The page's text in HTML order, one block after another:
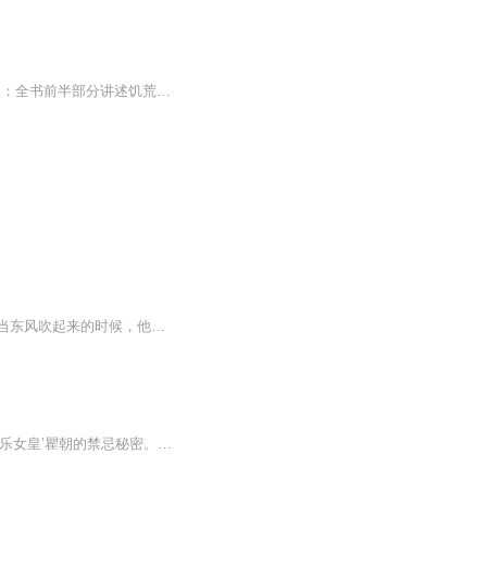
书籍信息：非洲马拉维作家威廉·坎宽巴所著的励志书籍适合谁听：10岁以上的儿童内容重点：全书前半部分讲述饥荒年代的艰苦，后半部分讲述了作者为给村庄通电成功造出风车并一举成名的故事。主播介绍：主播Freya为小朋友们带来励志的故事，希望大家喜欢！更...
【内容简介】二十年前，巴彦疏勒草原上的年轻人阿古拉太曾经产生过一个疯狂的念头——当东风吹起来的时候，他要骑上他的枣红马穆仁去寻找草原的尽头。他想看一看一浪高过一浪的草浪最终涌向了哪里……而今，他那七岁的孩子必力格又踏上了寻找大海的征途，...
农村少年刘君宝，天生道眼，背负《三字经内卷》，却被女鬼夺身、棺椁逼婚，一夜沦为‘娱乐女皇’瞿朝的禁忌秘密。魔都水深，母神复活，好友失踪，祖坟被挖，他一边用五百万买自由，一边以神相之血换红颜。可当孙冉另投他人怀抱，他吞尽生命之膏，冷笑：‘...